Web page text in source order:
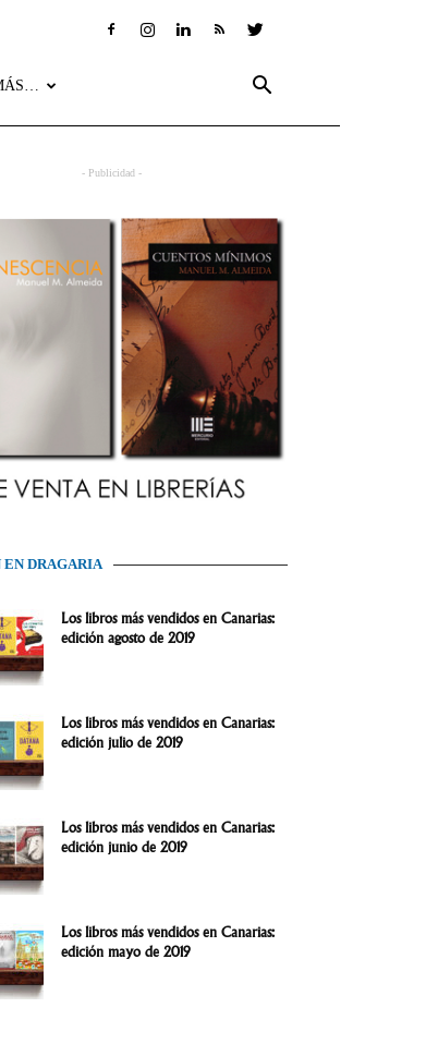
- Publicidad -
DRAGARIA
Los libros más vendidos en Canarias:
edición agosto de 2019
Los libros más vendidos en Canarias:
edición julio de 2019
Los libros más vendidos en Canarias:
edición junio de 2019
Los libros más vendidos en Canarias:
edición mayo de 2019